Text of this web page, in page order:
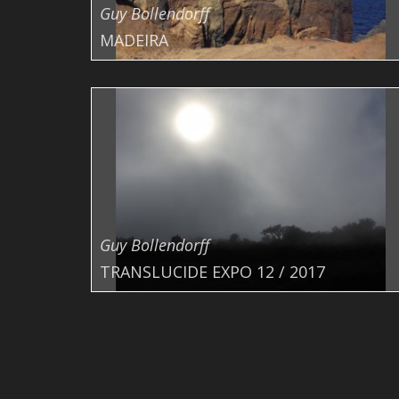
Guy Bollendorff
MADEIRA
Guy Bollendorff
TRANSLUCIDE EXPO 12 / 2017